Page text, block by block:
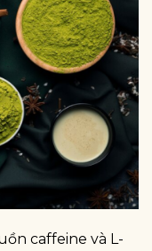
caffeine và L-